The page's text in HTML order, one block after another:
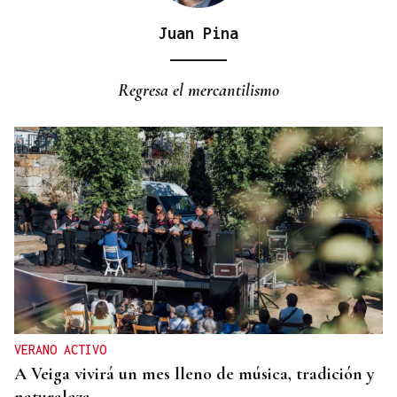
Juan Pina
Regresa el mercantilismo
VERANO ACTIVO
A Veiga vivirá un mes lleno de música, tradición y